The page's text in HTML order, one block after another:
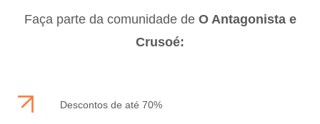
Faça parte da comunidade de O Antagonista e
Crusoé:
Descontos de até 70%